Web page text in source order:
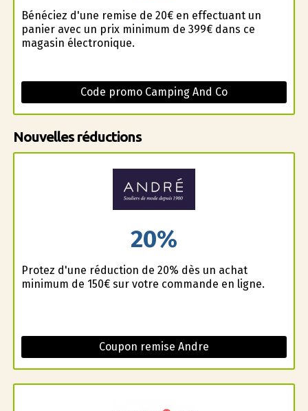
Bénéficiez d'une remise de 20€ en effectuant un
panier avec un prix minimum de 399€ dans ce
magasin électronique.
Code promo Camping And Co
Nouvelles réductions
20%
Profitez d'une réduction de 20% dès un achat
minimum de 150€ sur votre commande en ligne.
Coupon remise Andre